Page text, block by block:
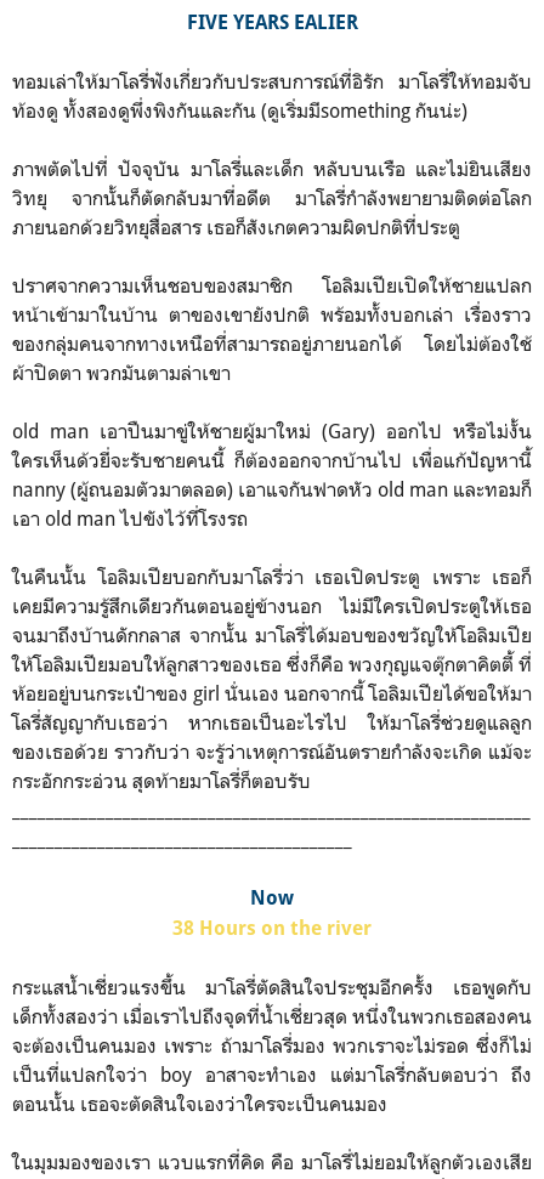
FIVE YEARS EALIER
ทอมเล่าให้มาโลรี่ฟังเกี่ยวกับประสบการณ์ที่อิรัก มาโลรี่ให้ทอมจับ
ท้องดู ทั้งสองดูพึ่งพิงกันและกัน (ดูเริ่มมีsomething กันน่ะ)
ภาพตัดไปที่ ปัจจุบัน มาโลรี่และเด็ก หลับบนเรือ และไม่ยินเสียง
วิทยุ จากนั้นก็ตัดกลับมาที่อดีต มาโลรี่กำลังพยายามติดต่อโลก
ภายนอกด้วยวิทยุสื่อสาร เธอก็สังเกตความผิดปกติที่ประตู
ปราศจากความเห็นชอบของสมาชิก โอลิมเปียเปิดให้ชายแปลก
หน้าเข้ามาในบ้าน ตาของเขายังปกติ พร้อมทั้งบอกเล่า เรื่องราว
ของกลุ่มคนจากทางเหนือที่สามารถอยู่ภายนอกได้ โดยไม่ต้องใช้
ผ้าปิดตา พวกมันตามล่าเขา
old man เอาปืนมาขู่ให้ชายผู้มาใหม่ (Gary) ออกไป หรือไม่งั้น
ใครเห็นด้วยี่จะรับชายคนนี้ ก็ต้องออกจากบ้านไป เพื่อแก้ปัญหานี้
nanny (ผู้ถนอมตัวมาตลอด) เอาแจกันฟาดหัว old man และทอมก็
เอา old man ไปขังไว้ที่โรงรถ
ในคืนนั้น โอลิมเปียบอกกับมาโลรี่ว่า เธอเปิดประตู เพราะ เธอก็
เคยมีความรู้สึกเดียวกันตอนอยู่ข้างนอก ไม่มีใครเปิดประตูให้เธอ
จนมาถึงบ้านดักกลาส จากนั้น มาโลรี่ได้มอบของขวัญให้โอลิมเปีย
ให้โอลิมเปียมอบให้ลูกสาวของเธอ ซึ่งก็คือ พวงกุญแจตุ๊กตาคิตตี้ ที่
ห้อยอยู่บนกระเป๋าของ girl นั่นเอง นอกจากนี้ โอลิมเปียได้ขอให้มา
โลรี่สัญญากับเธอว่า หากเธอเป็นอะไรไป ให้มาโลรี่ช่วยดูแลลูก
ของเธอด้วย ราวกับว่า จะรู้ว่าเหตุการณ์อันตรายกำลังจะเกิด แม้จะ
กระอักกระอ่วน สุดท้ายมาโลรี่ก็ตอบรับ
Now
38 Hours on the river
กระแสน้ำเชี่ยวแรงขึ้น มาโลรี่ตัดสินใจประชุมอีกครั้ง เธอพูดกับ
เด็กทั้งสองว่า เมื่อเราไปถึงจุดที่น้ำเชี่ยวสุด หนึ่งในพวกเธอสองคน
จะต้องเป็นคนมอง เพราะ ถ้ามาโลรี่มอง พวกเราจะไม่รอด ซึ่งก็ไม่
เป็นที่แปลกใจว่า boy อาสาจะทำเอง แต่มาโลรี่กลับตอบว่า ถึง
ตอนนั้น เธอจะตัดสินใจเองว่าใครจะเป็นคนมอง
ในมุมมองของเรา แวบแรกที่คิด คือ มาโลรี่ไม่ยอมให้ลูกตัวเองเสีย